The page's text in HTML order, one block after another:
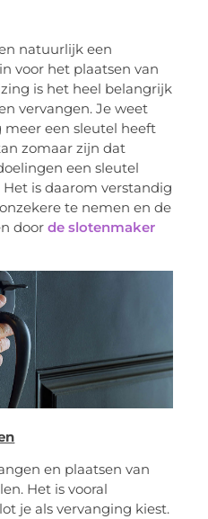
natuurlijk een
voor het plaatsen van
is het heel belangrijk
vervangen. Je weet
een sleutel heeft
zomaar zijn dat
een sleutel
is daarom verstandig
te nemen en de
doorde slotenmaker
en plaatsen van
Het is vooral
je als vervanging kiest.